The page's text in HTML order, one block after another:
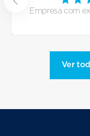
Empresa com
Ver